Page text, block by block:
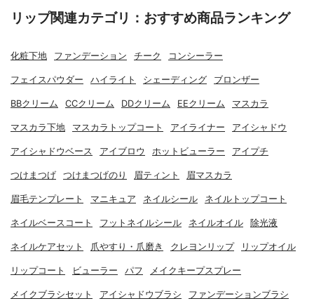
リップ関連カテゴリ：おすすめ商品ランキング
化粧下地 ファンデーション チーク コンシーラー
フェイスパウダー ハイライト シェーディング ブロンザー
BBクリーム CCクリーム DDクリーム EEクリーム マスカラ
マスカラ下地 マスカラトップコート アイライナー アイシャドウ
アイシャドウベース アイブロウ ホットビューラー アイプチ
つけまつげ つけまつげのり 眉ティント 眉マスカラ
眉毛テンプレート マニキュア ネイルシール ネイルトップコート
ネイルベースコート フットネイルシール ネイルオイル 除光液
ネイルケアセット 爪やすり・爪磨き クレヨンリップ リップオイル
リップコート ビューラー パフ メイクキープスプレー
メイクブラシセット アイシャドウブラシ ファンデーションブラシ